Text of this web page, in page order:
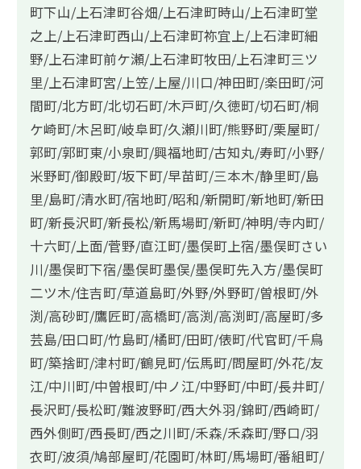
町下山/上石津町谷畑/上石津町時山/上石津町堂
之上/上石津町西山/上石津町祢宜上/上石津町細
野/上石津町前ケ瀬/上石津町牧田/上石津町三ツ
里/上石津町宮/上笠/上屋/川口/神田町/楽田町/河
間町/北方町/北切石町/木戸町/久徳町/切石町/桐
ケ崎町/木呂町/岐阜町/久瀬川町/熊野町/栗屋町/
郭町/郭町東/小泉町/興福地町/古知丸/寿町/小野/
米野町/御殿町/坂下町/早苗町/三本木/静里町/島
里/島町/清水町/宿地町/昭和/新開町/新地町/新田
町/新長沢町/新長松/新馬場町/新町/神明/寺内町/
十六町/上面/菅野/直江町/墨俣町上宿/墨俣町さい
川/墨俣町下宿/墨俣町墨俣/墨俣町先入方/墨俣町
二ツ木/住吉町/草道島町/外野/外野町/曽根町/外
渕/高砂町/鷹匠町/高橋町/高渕/高渕町/高屋町/多
芸島/田口町/竹島町/橘町/田町/俵町/代官町/千鳥
町/築捨町/津村町/鶴見町/伝馬町/問屋町/外花/友
江/中川町/中曽根町/中ノ江/中野町/中町/長井町/
長沢町/長松町/難波野町/西大外羽/錦町/西崎町/
西外側町/西長町/西之川町/禾森/禾森町/野口/羽
衣町/波須/鳩部屋町/花園町/林町/馬場町/番組町/